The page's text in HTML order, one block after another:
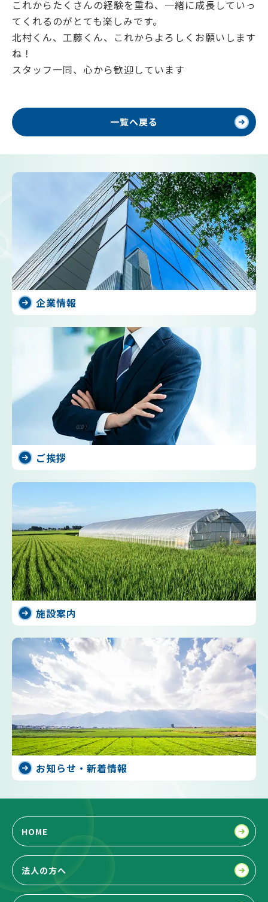
これからたくさんの経験を重ね、一緒に成長していっ
てくれるのがとても楽しみです。
北村くん、工藤くん、これからよろしくお願いします
ね！
スタッフ一同、心から歓迎しています
一覧へ戻る
企業情報
ご挨拶
施設案内
お知らせ・新着情報
HOME
法人の方へ